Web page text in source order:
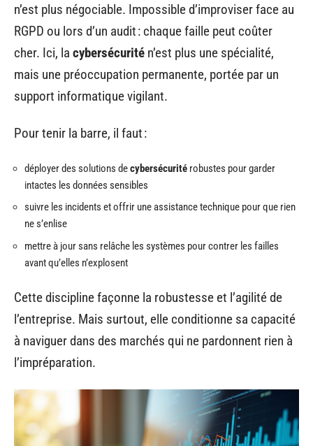
n’est plus négociable. Impossible d’improviser face au
RGPD ou lors d’un audit : chaque faille peut coûter
cher. Ici, la cybersécurité n’est plus une spécialité,
mais une préoccupation permanente, portée par un
support informatique vigilant.
Pour tenir la barre, il faut :
déployer des solutions decybersécurité robustes pour garder
intactes les données sensibles
suivre les incidents et offrir une assistance technique pour que rien
ne s’enlise
mettre à jour sans relâche les systèmes pour contrer les failles
avant qu’elles n’explosent
Cette discipline façonne la robustesse et l’agilité de
l’entreprise. Mais surtout, elle conditionne sa capacité
à naviguer dans des marchés qui ne pardonnent rien à
l’impréparation.